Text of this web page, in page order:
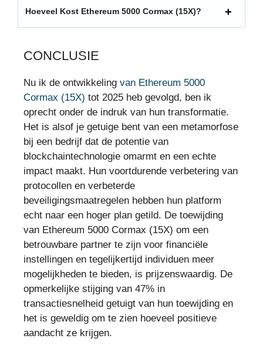
Hoeveel Kost Ethereum 5000 Cormax (15X)?
CONCLUSIE
Nu ik de ontwikkeling van Ethereum 5000
Cormax (15X) tot 2025 heb gevolgd, ben ik
oprecht onder de indruk van hun transformatie.
Het is alsof je getuige bent van een metamorfose
bij een bedrijf dat de potentie van
blockchaintechnologie omarmt en een echte
impact maakt. Hun voortdurende verbetering van
protocollen en verbeterde
beveiligingsmaatregelen hebben hun platform
echt naar een hoger plan getild. De toewijding
van Ethereum 5000 Cormax (15X) om een
betrouwbare partner te zijn voor financiële
instellingen en tegelijkertijd individuen meer
mogelijkheden te bieden, is prijzenswaardig. De
opmerkelijke stijging van 47% in
transactiesnelheid getuigt van hun toewijding en
het is geweldig om te zien hoeveel positieve
aandacht ze krijgen.